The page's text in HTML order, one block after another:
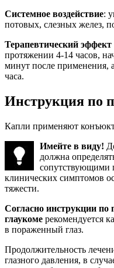
Системное воздействие:
потовых, слезных желез,
Терапевтический эффект
протяжении 4-14 часов,
минут после применения,
часа.
Инструкция по
Капли применяют
Имейте в виду!
должна
сопутствующими
клинических симптомов
тяжести.
Согласно инструкции
глаукоме рекомендуется
в пораженный глаз.
Продолжительность
глазного давления, в